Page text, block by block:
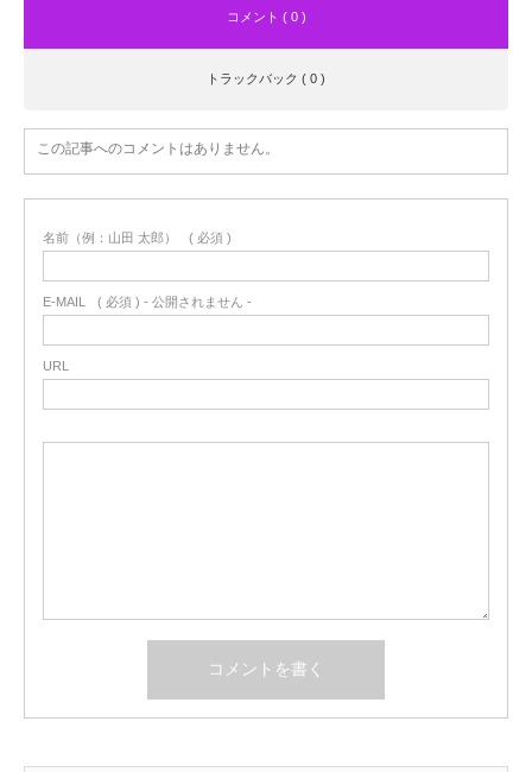
コメント ( 0 )
トラックバック ( 0 )
この記事へのコメントはありません。
名前（例：山田 太郎） ( 必須 )
E-MAIL ( 必須 ) - 公開されません -
URL